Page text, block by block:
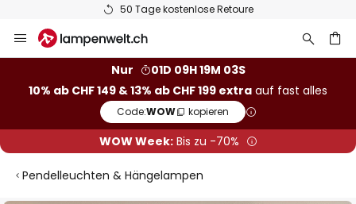
50 Tage kostenlose Retoure
Inhalt
Nur
01D 09H 19M 03S
10% ab CHF 149 & 13% ab CHF 199 extra auf fast alles
Code:WOW kopieren
WOW Week:Bis zu -70%
Pendelleuchten & Hängelampen